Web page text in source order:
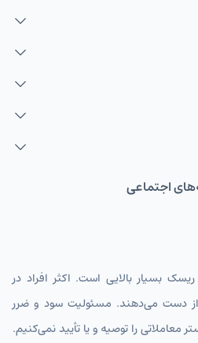
اجتماعی
ریسک بسیار بالایی است. اکثر افراد در
از دست می‌دهند. مسئولیت سود و ضرر
را توصیه و یا تأیید نمی‌کنیم.